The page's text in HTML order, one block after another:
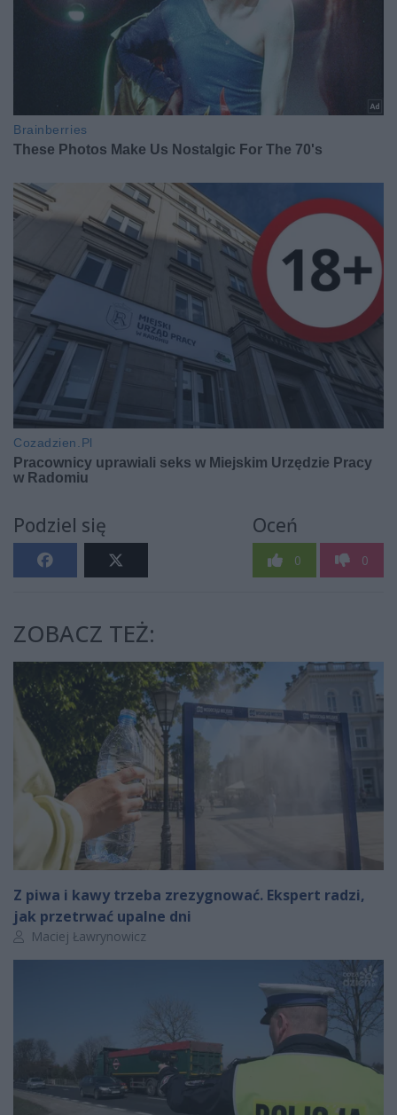
Podziel się Oceń
0 0
ZOBACZ TEŻ:
Z piwa i kawy trzeba zrezygnować. Ekspert radzi,
jak przetrwać upalne dni
Autor artykułu:
Maciej Ławrynowicz